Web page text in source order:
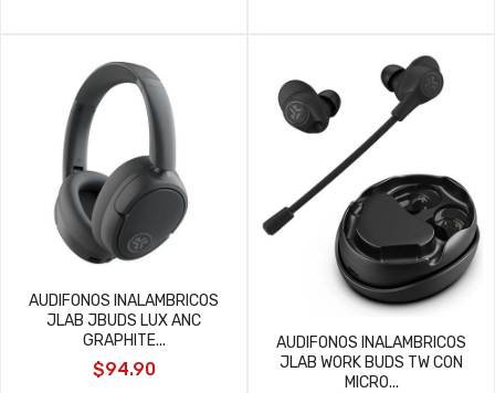
AUDIFONOS INALAMBRICOS
JLAB JBUDS LUX ANC
GRAPHITE...
$94.90
AUDIFONOS INALAMBRICOS
JLAB WORK BUDS TW CON
MICRO...